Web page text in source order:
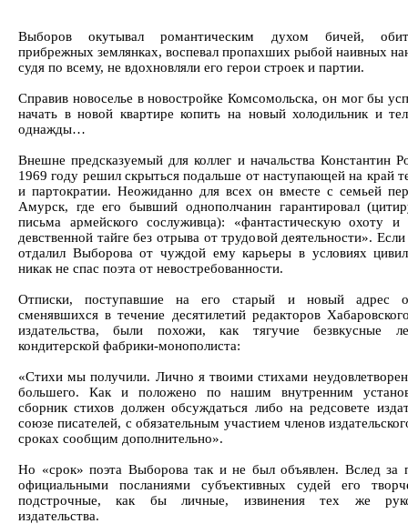
Выборов окутывал романтическим духом бичей,
прибрежных землянках, воспевал пропахших рыбой наивных
судя по всему, не вдохновляли его герои строек и партии.
Справив новоселье в новостройке Комсомольска, он мог бы
начать в новой квартире копить на новый холодильник и
однажды…
Внешне предсказуемый для коллег и начальства Константин
1969 году решил скрыться подальше от наступающей на край
и партократии. Неожиданно для всех он вместе с семьей
Амурск, где его бывший однополчанин гарантировал
письма армейского сослуживца): «фантастическую охоту
девственной тайге без отрыва от трудовой деятельности».
отдалил Выборова от чуждой ему карьеры в условиях
никак не спас поэта от невостребованности.
Отписки, поступавшие на его старый и новый адрес
сменявшихся в течение десятилетий редакторов
издательства, были похожи, как тягучие безвкусные
кондитерской фабрики-монополиста:
«Стихи мы получили. Лично я твоими стихами
большего. Как и положено по нашим внутренним
сборник стихов должен обсуждаться либо на редсовете
союзе писателей, с обязательным участием членов
сроках сообщим дополнительно».
Но «срок» поэта Выборова так и не был объявлен. Вслед за
официальными посланиями субъективных судей его
подстрочные, как бы личные, извинения тех же
издательства.